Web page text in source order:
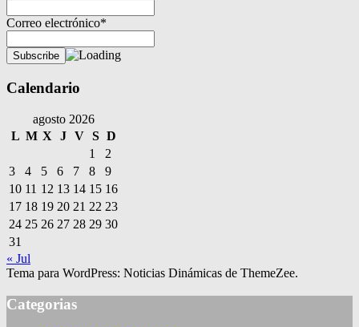
Correo electrónico*
Calendario
agosto 2026
L M X J V S D
1
2
3
4 5 6 7 8
9
10 11 12 13 14 15 16
17 18 19 20 21 22 23
24 25 26 27 28 29 30
31
« Jul
Tema para WordPress: Noticias Dinámicas de ThemeZee.
Categorias